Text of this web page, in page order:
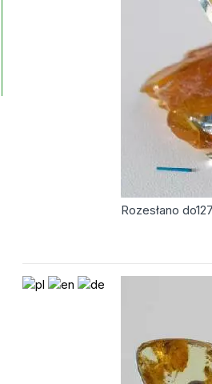
Rozesłano do